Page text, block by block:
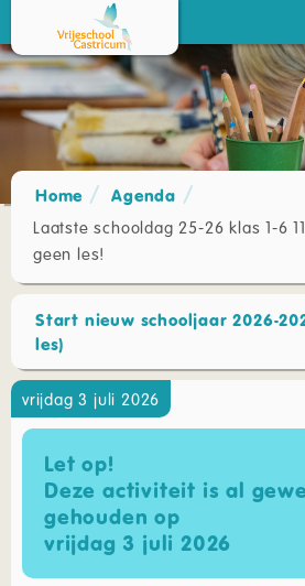
Home
Agenda
Laatste schooldag 25-26 klas 1-6
geen les!
Start nieuw schooljaar 2026-
les)
vrijdag 3 juli 2026
Let op!
Deze activiteit is al
gehouden op
vrijdag 3 juli 2026